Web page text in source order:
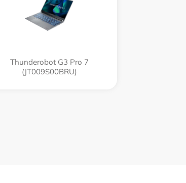
Thunderobot G3 Pro 7
(JT009S00BRU)